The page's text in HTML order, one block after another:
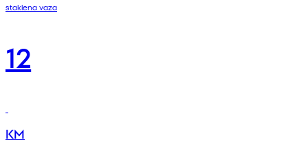
staklena vaza
12
KM